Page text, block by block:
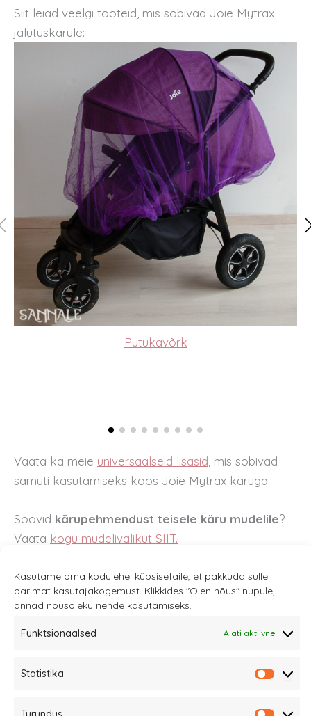
Kasutame oma kodulehel küpsisefaile, et pakkuda sulle
parimat kasutajakogemust. Klikkides "Olen nõus" nupule,
annad nõusoleku nende kasutamiseks.
Funktsionaalsed Alati aktiivne
Statistika
Siit leiad veelgi tooteid, mis sobivad Joie Mytrax
jalutuskärule:
Putukavõrk
Vaata ka meie universaalseid lisasid mis sobivad
samuti kasutamiseks koos Joie Mytrax käruga.
Soovid kärupehmendust teisele käru mudelile?
Vaata kogu mudelivalikut SIIT.